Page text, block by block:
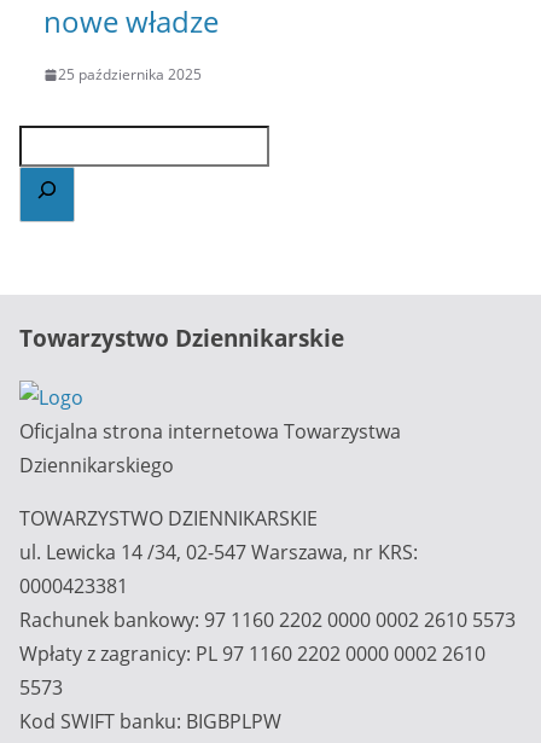
nowe władze
25 października 2025
Towarzystwo Dziennikarskie
Oficjalna strona internetowa Towarzystwa
Dziennikarskiego
TOWARZYSTWO DZIENNIKARSKIE
ul. Lewicka 14 /34, 02-547 Warszawa, nr KRS:
0000423381
Rachunek bankowy: 97 1160 2202 0000 0002 2610 5573
Wpłaty z zagranicy: PL 97 1160 2202 0000 0002 2610
5573
Kod SWIFT banku: BIGBPLPW